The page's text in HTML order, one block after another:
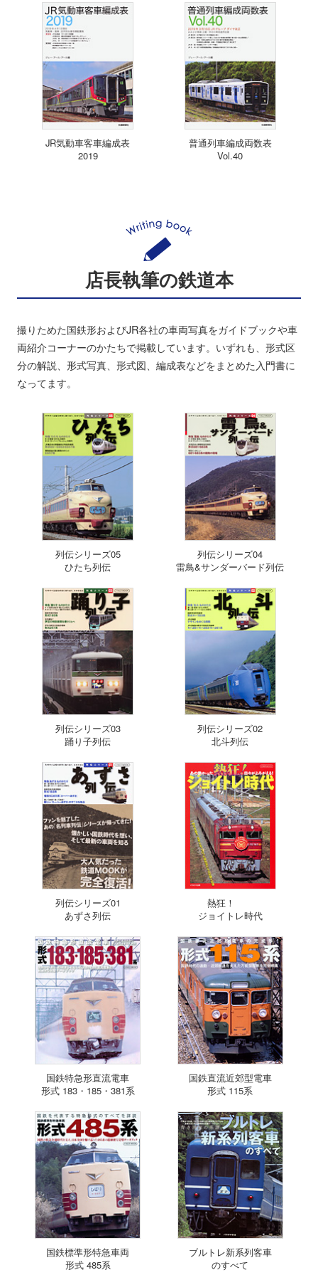
JR気動車客車編成表
2019
普通列車編成両数表
Vol.40
店長執筆の鉄道本
撮りためた国鉄形およびJR各社の車両写真をガイドブックや車
両紹介コーナーのかたちで掲載しています。いずれも、形式区
分の解説、形式写真、形式図、編成表などをまとめた入門書に
なってます。
列伝シリーズ05
ひたち列伝
列伝シリーズ04
雷鳥&サンダーバード列伝
列伝シリーズ03
踊り子列伝
列伝シリーズ02
北斗列伝
列伝シリーズ01
あずさ列伝
熱狂！
ジョイトレ時代
国鉄特急形直流電車
形式 183・185・381系
国鉄直流近郊型電車
形式 115系
国鉄標準形特急車両
形式 485系
ブルトレ新系列客車
のすべて